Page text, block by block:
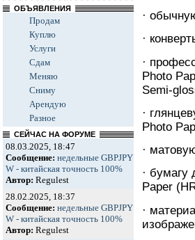
ОБЪЯВЛЕНИЯ
Продам
Куплю
Услуги
Сдам
Меняю
Сниму
Арендую
Разное
СЕЙЧАС НА ФОРУМЕ
08.03.2025, 18:47
Сообщение: недельные GBPJPY
W - китайская точность 100%
Автор: Regulest
28.02.2025, 18:37
Сообщение: недельные GBPJPY
W - китайская точность 100%
Автор: Regulest
·
·
·
Photo
Semi-
·
Photo
·
·
Paper
·